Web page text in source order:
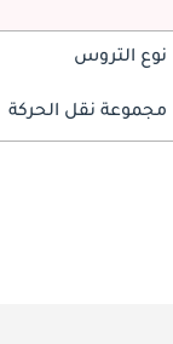
نوع التروس
مجموعة نقل الحركة